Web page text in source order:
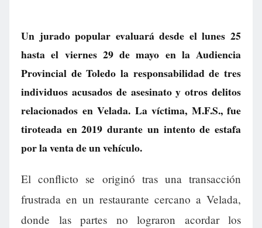
Un jurado popular evaluará desde el lunes 25
hasta el viernes 29 de mayo en la Audiencia
Provincial de Toledo la responsabilidad de tres
individuos acusados de asesinato y otros delitos
relacionados en Velada. La víctima, M.F.S., fue
tiroteada en 2019 durante un intento de estafa
por la venta de un vehículo.
El conflicto se originó tras una transacción
frustrada en un restaurante cercano a Velada,
donde las partes no lograron acordar los